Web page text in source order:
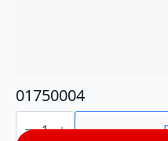
01750004
01750004
adet